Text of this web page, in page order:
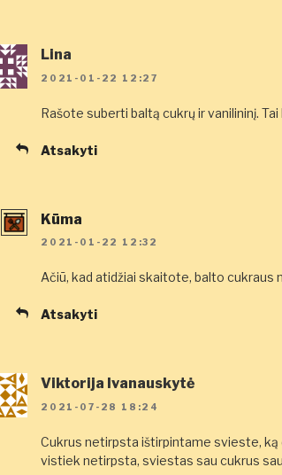
Lina
2021-01-22 12:27
Rašote suberti baltą cukrų ir vanilininį.
Atsakyti
Kūma
2021-01-22 12:32
Ačiū, kad atidžiai skaitote, balto cukraus
Atsakyti
Viktorija Ivanauskytė
2021-07-28 18:24
Cukrus netirpsta ištirpintame svieste, ką
vistiek netirpsta, sviestas sau cukrus